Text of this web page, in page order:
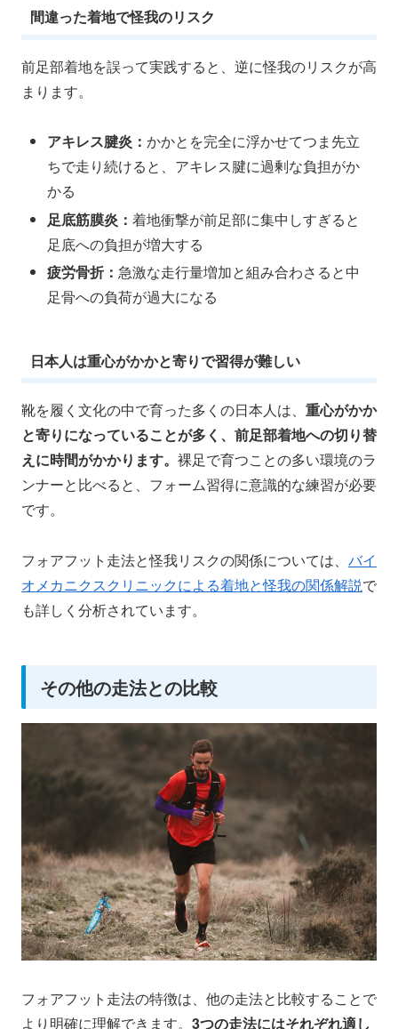
間違った着地で怪我のリスク
前足部着地を誤って実践すると、逆に怪我のリスクが高
まります。
アキレス腱炎：かかとを完全に浮かせてつま先立
ちで走り続けると、アキレス腱に過剰な負担がか
かる
足底筋膜炎：着地衝撃が前足部に集中しすぎると
足底への負担が増大する
疲労骨折：急激な走行量増加と組み合わさると中
足骨への負荷が過大になる
日本人は重心がかかと寄りで習得が難しい
靴を履く文化の中で育った多くの日本人は、 重心がかか
と寄りになっていることが多く、前足部着地への切り替
えに時間がかかります。 裸足で育つことの多い環境のラ
ンナーと比べると、フォーム習得に意識的な練習が必要
です。
フォアフット走法と怪我リスクの関係については、 バイ
オメカニクスクリニックによる着地と怪我の関係解説で
も詳しく分析されています。
その他の走法との比較
フォアフット走法の特徴は、他の走法と比較することで
より明確に理解できます。 3つの走法にはそれぞれ適し